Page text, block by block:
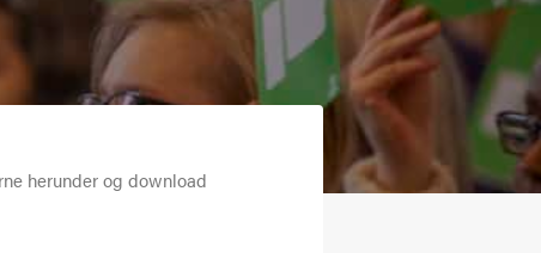
herunder og download